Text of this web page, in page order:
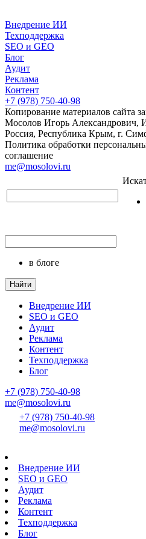
Внедрение ИИ
Техподдержка
SEO и GEO
Блог
Аудит
Реклама
Контент
+7 (978) 750-40-98
Копирование материалов сайта
Мосолов Игорь Александрович,
Россия, Республика Крым, г.
Политика обработки
соглашение
me@mosolovi.ru
в блоге
Найти
Внедрение ИИ
SEO и GEO
Аудит
Реклама
Контент
Техподдержка
Блог
+7 (978) 750-40-98
me@mosolovi.ru
+7 (978) 750-40-98
me@mosolovi.ru
Внедрение ИИ
SEO и GEO
Аудит
Реклама
Контент
Техподдержка
Блог